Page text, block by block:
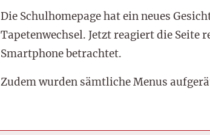
Die Schulhomepage hat ein neues
Tapetenwechsel. Jetzt reagiert die
Smartphone betrachtet.
Zudem wurden sämtliche Menus